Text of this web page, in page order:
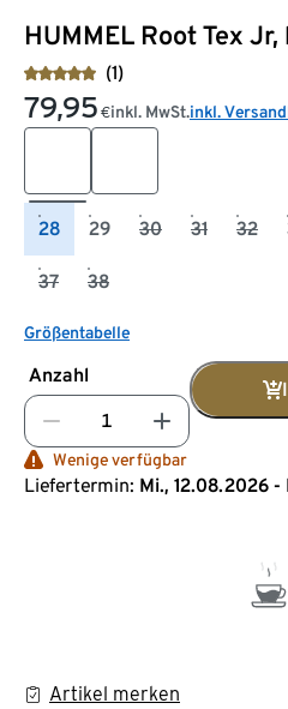
HUMMEL Root Tex Jr,
(1)
79,95 €inkl. MwSt.inkl.
28 29 30 31 32
37 38
Größentabelle
Anzahl
Wenige verfügbar
Liefertermin: Mi., 12.08.2026 -
Artikel merken